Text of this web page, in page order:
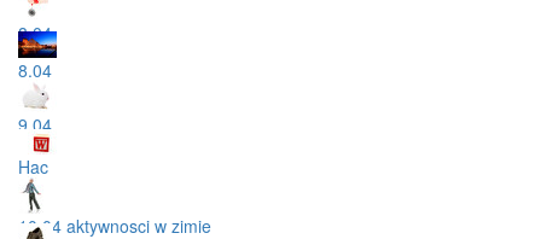
8.04
8.04
9.04
Hac
10.04 aktywnosci w zimie